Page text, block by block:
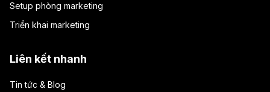
Setup phòng marketing
Triển khai marketing
Liên kết nhanh
Tin tức & Blog